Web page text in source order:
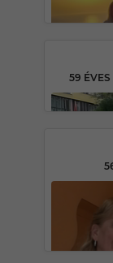
59